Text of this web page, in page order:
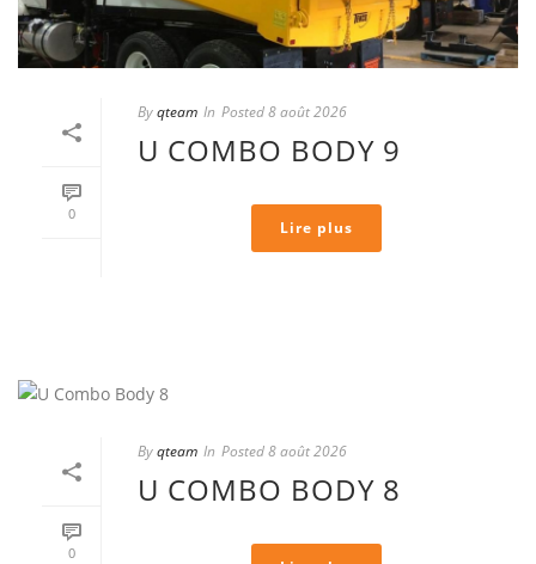
0
Byqteam In Posted8 août 2026
U COMBO BODY 9
Lire plus
0
Byqteam In Posted8 août 2026
U COMBO BODY 8